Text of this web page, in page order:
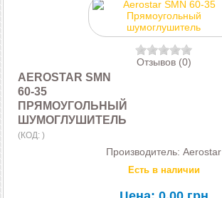
Отзывов (0)
AEROSTAR SMN
60-35
ПРЯМОУГОЛЬНЫЙ
ШУМОГЛУШИТЕЛЬ
(КОД: )
Производитель: Aerostar
Есть в наличии